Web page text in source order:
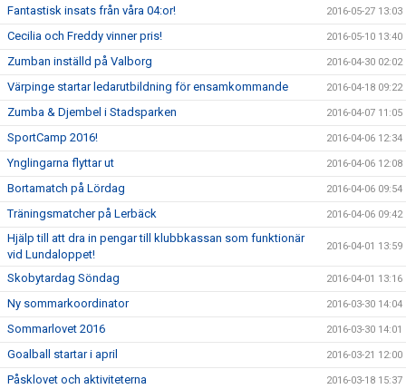
Fantastisk insats från våra 04:or! 2016-05-27 13:03
Cecilia och Freddy vinner pris! 2016-05-10 13:40
Zumban inställd på Valborg 2016-04-30 02:02
Värpinge startar ledarutbildning för ensamkommande 2016-04-18 09:22
Zumba & Djembel i Stadsparken 2016-04-07 11:05
SportCamp 2016! 2016-04-06 12:34
Ynglingarna flyttar ut 2016-04-06 12:08
Bortamatch på Lördag 2016-04-06 09:54
Träningsmatcher på Lerbäck 2016-04-06 09:42
Hjälp till att dra in pengar till klubbkassan som funktionär
vid Lundaloppet!
2016-04-01 13:59
Skobytardag Söndag 2016-04-01 13:16
Ny sommarkoordinator 2016-03-30 14:04
Sommarlovet 2016 2016-03-30 14:01
Goalball startar i april 2016-03-21 12:00
Påsklovet och aktiviteterna 2016-03-18 15:37